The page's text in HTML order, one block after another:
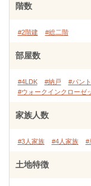
階数
#2階建 #総二階
部屋数
#4LDK #納戸 #パン
#ウォークインクローゼ
家族人数
#3人家族 #4人家族 #
土地特徴